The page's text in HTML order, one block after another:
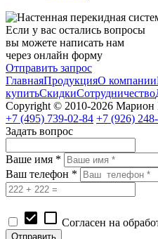
Если у вас остались вопросы
вы можете написать нам
через онлайн форму
Отправить запрос
ГлавнаяПродукцияО компании
купитьСкидкиСотрудничество
Copyright © 2010-2026
+7 (495) 739-02-84 +7 (926)
Задать вопрос
Ваше имя *
Ваш телефон *
check_box check_box_outline_blank Согласен на